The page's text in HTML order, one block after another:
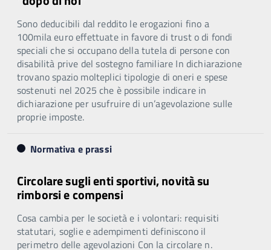
Sono deducibili dal reddito le erogazioni fino a
100mila euro effettuate in favore di trust o di fondi
speciali che si occupano della tutela di persone con
disabilità prive del sostegno familiare In dichiarazione
trovano spazio molteplici tipologie di oneri e spese
sostenuti nel 2025 che è possibile indicare in
dichiarazione per usufruire di un’agevolazione sulle
proprie imposte.
Normativa e prassi
Circolare sugli enti sportivi, novità su
rimborsi e compensi
Cosa cambia per le società e i volontari: requisiti
statutari, soglie e adempimenti definiscono il
perimetro delle agevolazioni Con la circolare n.